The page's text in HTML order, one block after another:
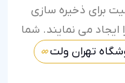
برای ذخیره سازی
ایجاد می نمایند. شما
تهران ولت